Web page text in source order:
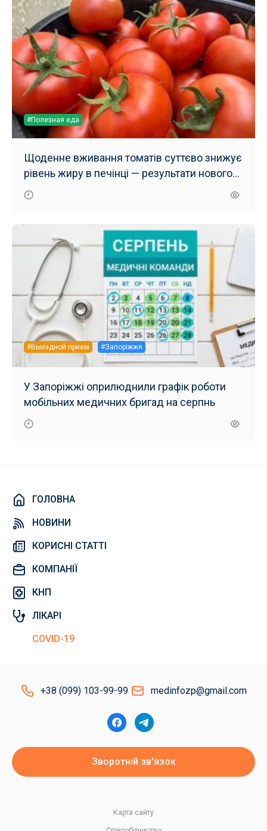
#Полезная еда
Щоденне вживання томатів суттєво знижує
рівень жиру в печінці — результати нового
дослідження
#Выездной прием #Запоріжжя
У Запоріжжі оприлюднили графік роботи
мобільних медичних бригад на серпнь
ГОЛОВНА
НОВИНИ
КОРИСНІ СТАТТІ
КОМПАНІЇ
КНП
ЛІКАРІ
COVID-19
+38 (099) 103-99-99 medinfozp@gmail.com
Зворотній зв'язок
Карта сайту